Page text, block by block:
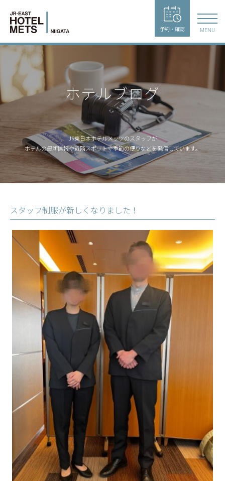
予約・確認 MENU
ホテルブログ
JR東日本ホテルメッツのスタッフが
ホテルの最新情報や近隣スポットや季節の便りなどを発信しています。
スタッフ制服が新しくなりました！